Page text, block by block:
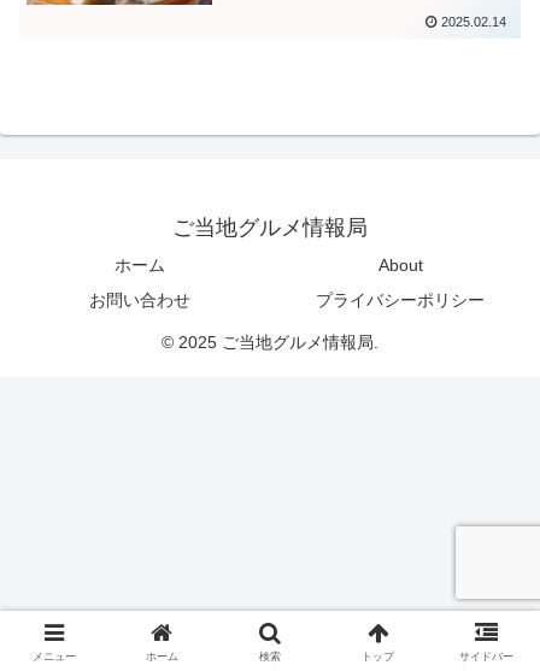
2025.02.14
ご当地グルメ情報局
ホーム
About
お問い合わせ
プライバシーポリシー
© 2025 ご当地グルメ情報局.
メニュー ホーム 検索 トップ サイドバー